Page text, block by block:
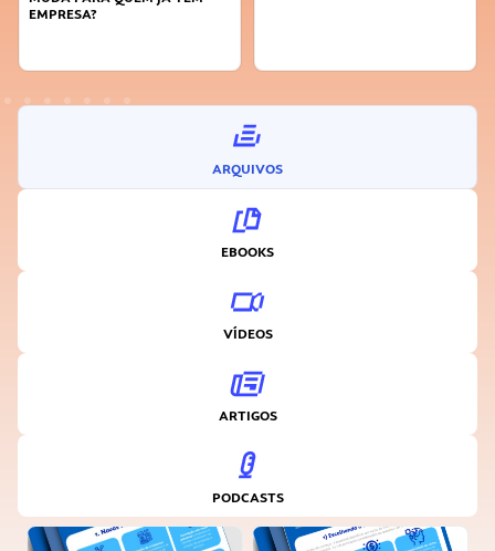
ARQUIVOS
EBOOKS
VÍDEOS
ARTIGOS
PODCASTS